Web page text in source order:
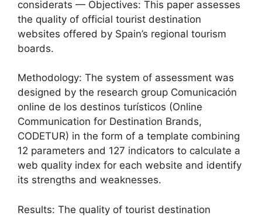
considerats — Objectives: This paper assesses
the quality of official tourist destination
websites offered by Spain’s regional tourism
boards.
Methodology: The system of assessment was
designed by the research group Comunicación
online de los destinos turísticos (Online
Communication for Destination Brands,
CODETUR) in the form of a template combining
12 parameters and 127 indicators to calculate a
web quality index for each website and identify
its strengths and weaknesses.
Results: The quality of tourist destination